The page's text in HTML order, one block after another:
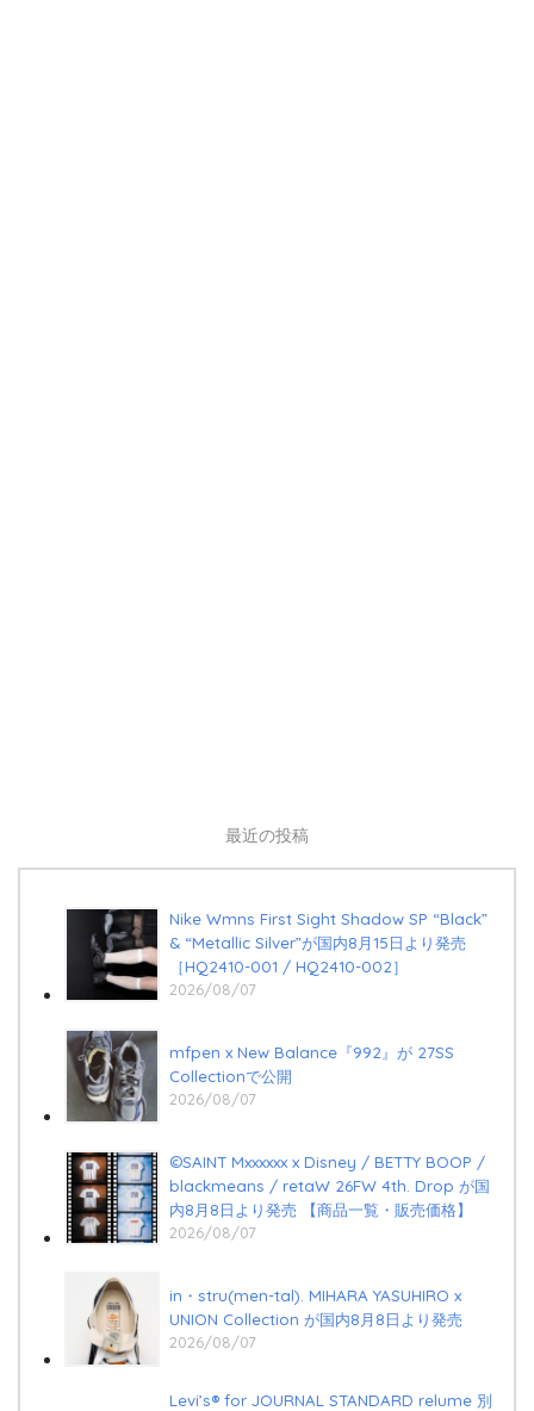
最近の投稿
Nike Wmns First Sight Shadow SP “Black”
& “Metallic Silver”が国内8月15日より発売
［HQ2410-001 / HQ2410-002］
2026/08/07
mfpen x New Balance『992』が 27SS
Collectionで公開
2026/08/07
©SAINT Mxxxxxx x Disney / BETTY BOOP /
blackmeans / retaW 26FW 4th. Drop が国
内8月8日より発売 【商品一覧・販売価格】
2026/08/07
in・stru(men-tal). MIHARA YASUHIRO x
UNION Collection が国内8月8日より発売
2026/08/07
Levi’s®︎ for JOURNAL STANDARD relume 別